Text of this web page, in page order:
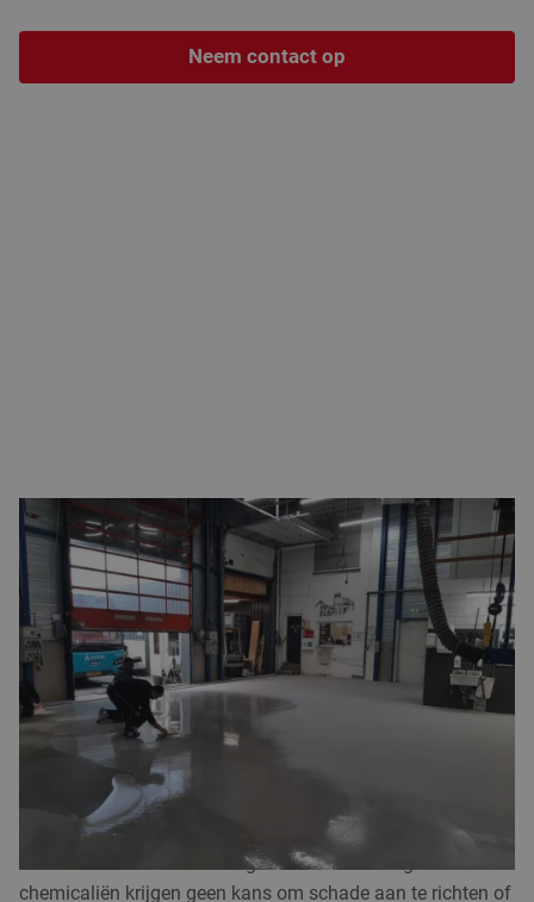
Neem contact op
WERKPLAATSVLOER COATING
Naast de eerder genoemde kunststofvloeren, die we laag
voor laag opbouwen, kun je er ook voor kiezen om je
werkplaats of garage te voorzien van uitsluitend een
toplaag. Hiermee geef je de bestaande vloer extra
duurzame bescherming. In dat geval kies je voor het
coaten van je werkplaatsvloer
een epoxyhars of epoxycoating toe om de bestaande vloer
strak en functioneel af te werken.
Een nieuwe
verhoogt de slijtvastheid aanzienlijk.
De vloer is beter bestand tegen zware belasting en
chemicaliën krijgen geen kans om schade aan te richten of